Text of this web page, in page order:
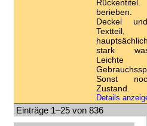
berieben.
Deckel
stark
Leichte
Sonst
Zustand.
Details
Einträge 1–25 von 836